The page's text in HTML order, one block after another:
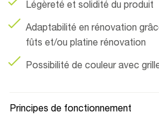
Légèreté et solidité du produit
Adaptabilité en rénovation
fûts et/ou platine rénovation
Possibilité de couleur avec
Principes de fonctionnement